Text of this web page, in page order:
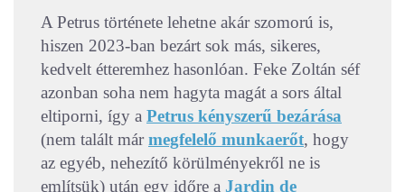
A Petrus története lehetne akár szomorú is,
hiszen 2023-ban bezárt sok más, sikeres,
kedvelt étteremhez hasonlóan. Feke Zoltán séf
azonban soha nem hagyta magát a sors által
eltiporni, így a Petrus kényszerű bezárása
(nem talált mármegfelelő munkaerőt, hogy
az egyéb, nehezítő körülményekről ne is
említsük) után egy időre a Jardin de